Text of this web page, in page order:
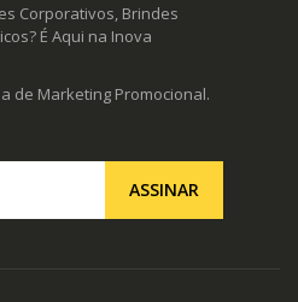
Corporativos, Brindes
É Aqui na Inova
de Marketing Promocional.
ASSINAR